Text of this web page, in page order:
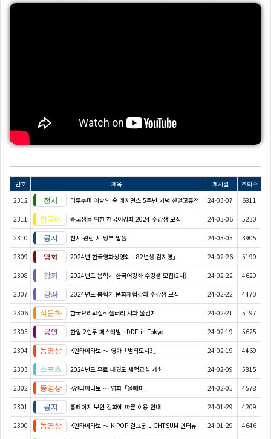
번호 제목 게시일
조회수
2312
마루누마 예술의 숲 레지던스 5주년 기념 한일교류전 24-03-07 6811
2311 중고생을 위한 한국어강좌 2024 수강생 모집 24-03-06 5230
2310 전시 관람 시 당부 말씀 24-03-05 3905
2309 2024년 한국영화상영회「82년생 김지영」 24-02-26 5190
2308 2024년도 봄학기 한국어강좌 수강생 모집(2차) 24-02-22 4620
2307 2024년도 봄학기 문화체험강좌 수강생 모집 24-02-22 4470
2306 한국요리교실〜샐러리 사과 물김치 24-02-21 5197
2305 한일 2인무 페스티벌 - DDF in Tokyo 24-02-19 5625
2304 K엔타메라보 ～ 영화「범죄도시3」 24-02-19 4469
2303 2024년도 무료 태권도 체험교실 개최 24-02-09 5815
2302 K엔타메라보 ～ 영화「올빼미」 24-02-05 4578
2301 홈페이지 보안 강화에 따른 이용 안내 24-01-29 4209
2300 K엔타메라보 ～ K-POP 걸그룹 LIGHTSUM 인터뷰 24-01-29 4646